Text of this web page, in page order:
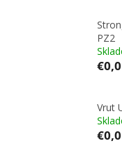
PZ2
Vrut